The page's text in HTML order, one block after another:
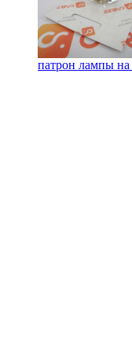
патрон лампы на